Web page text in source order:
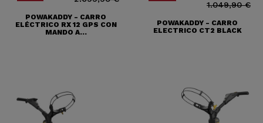
POWAKADDY - CARRO
ELÉCTRICO RX 12 GPS CON
MANDO A...
1.049,90 €
POWAKADDY - CARRO
ELECTRICO CT2 BLACK